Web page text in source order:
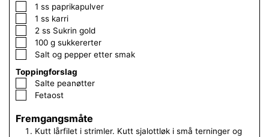
▢
1 ss paprikapulver
▢
1 ss karri
▢2 ss Sukrin gold
▢
100 g sukkererter
▢Salt og pepper etter smak
Toppingforslag
▢Salte peanøtter
▢Fetaost
Fremgangsmåte
Kutt lårfilet i strimler. Kutt sjalottløk i små terninger og